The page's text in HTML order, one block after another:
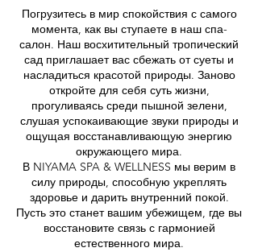
Погрузитесь в мир спокойствия с самого
момента, как вы ступаете в наш спа-
салон. Наш восхитительный тропический
сад приглашает вас сбежать от суеты и
насладиться красотой природы. Заново
откройте для себя суть жизни,
прогуливаясь среди пышной зелени,
слушая успокаивающие звуки природы и
ощущая восстанавливающую энергию
окружающего мира.
В NIYAMA SPA & WELLNESS мы верим в
силу природы, способную укреплять
здоровье и дарить внутренний покой.
Пусть это станет вашим убежищем, где вы
восстановите связь с гармонией
естественного мира.